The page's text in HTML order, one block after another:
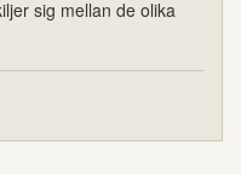
sig mellan de olika